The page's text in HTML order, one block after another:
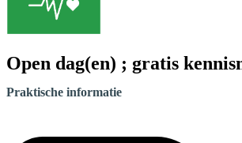
Open dag(en) ; gratis
Praktische informatie